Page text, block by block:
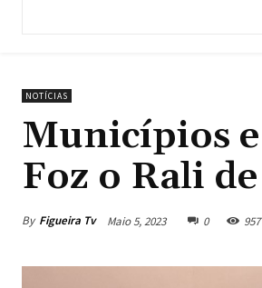
NOTÍCIAS
Municípios
Foz o Rali
By Figueira Tv Maio 5, 2023 0 957